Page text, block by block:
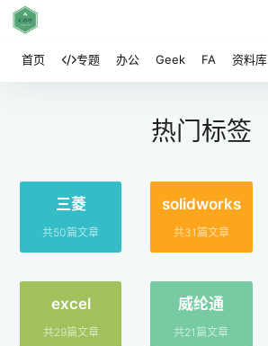
首页 专题 办公 Geek FA 资料库
热门标签
三菱
共50篇文章
solidworks
共31篇文章
excel
共29篇文章
威纶通
共21篇文章